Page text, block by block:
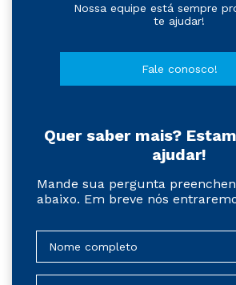
Nossa equipe está sempre
te ajudar!
Fale conosco!
Quer saber mais?
ajudar!
Mande sua pergunta
abaixo. Em breve nós